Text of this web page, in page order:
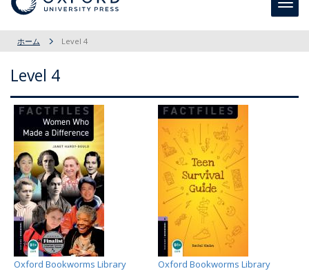
ホーム Level 4
Level 4
Oxford Bookworms Library
Oxford Bookworms Library